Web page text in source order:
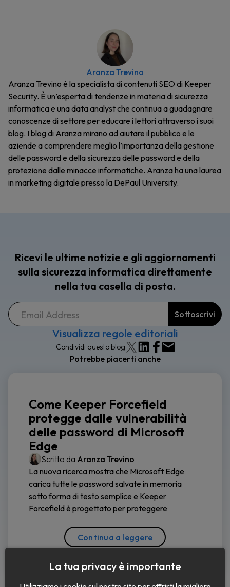
Aranza Trevino
Aranza Trevino è la specialista di contenuti SEO di Keeper
Security. È un’esperta di tendenze in materia di sicurezza
informatica e una data analyst che continua a guadagnare
conoscenze di settore per educare i lettori attraverso i suoi
blog. I blog di Aranza mirano ad aiutare il pubblico e le
aziende a comprendere meglio l’importanza della gestione
delle password e della sicurezza delle password e della
protezione dalle minacce informatiche. Aranza ha una laurea
in marketing digitale presso la DePaul University.
Ricevi le ultime notizie e gli aggiornamenti
sulla sicurezza informatica direttamente
nella tua casella di posta.
Visualizza regole editoriali
Condividi questo blog
Potrebbe piacerti anche
Come Keeper Forcefield
protegge dalle vulnerabilità
delle password di Microsoft
Edge
Scritto da Aranza Trevino
La nuova ricerca mostra che Microsoft Edge
carica tutte le password salvate in memoria
sotto forma di testo semplice e Keeper
Forcefield è progettato per proteggere
Continua a leggere
La tua privacy è importante